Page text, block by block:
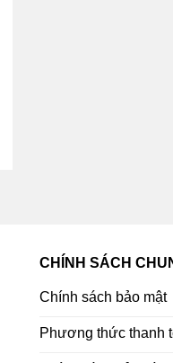
CHÍNH SÁCH
Chính sách bảo mật
Phương thức thanh